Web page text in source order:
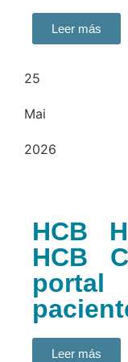
Leer más
25
Mai
2026
HCB
HCB
Leer más